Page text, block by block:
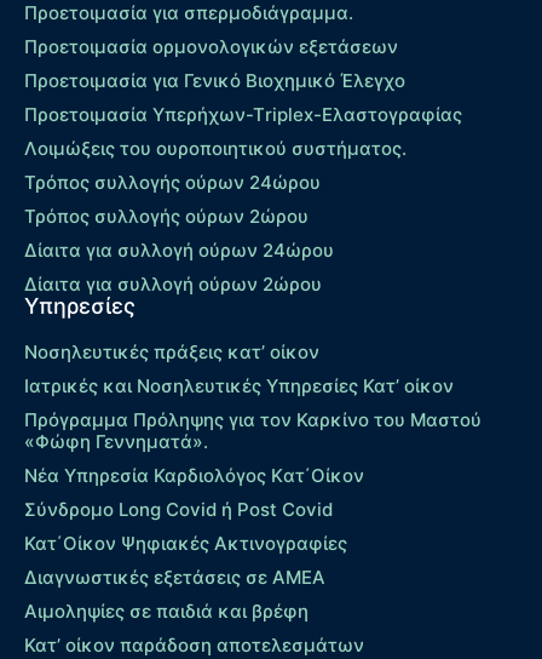
Προετοιμασία για σπερμοδιάγραμμα.
Προετοιμασία ορμονολογικών εξετάσεων
Προετοιμασία για Γενικό Βιοχημικό Έλεγχο
Προετοιμασία Υπερήχων-Τriplex-Ελαστογραφίας
Λοιμώξεις του ουροποιητικού συστήματος.
Τρόπος συλλογής ούρων 24ώρου
Τρόπος συλλογής ούρων 2ώρου
Δίαιτα για συλλογή ούρων 24ώρου
Δίαιτα για συλλογή ούρων 2ώρου
Υπηρεσίες
Νοσηλευτικές πράξεις κατ’ οίκον
Ιατρικές και Νοσηλευτικές Υπηρεσίες Κατ’ οίκον
Πρόγραμμα Πρόληψης για τον Καρκίνο του Μαστού
«Φώφη Γεννηματά».
Νέα Υπηρεσία Καρδιολόγος Kατ΄Οίκον
Σύνδρομο Long Covid ή Post Covid
Κατ΄Οίκον Ψηφιακές Ακτινογραφίες
Διαγνωστικές εξετάσεις σε ΑΜΕΑ
Αιμοληψίες σε παιδιά και βρέφη
Κατ’ οίκον παράδοση αποτελεσμάτων